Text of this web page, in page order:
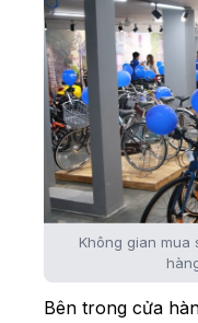
Không gian mua
Bên trong cửa